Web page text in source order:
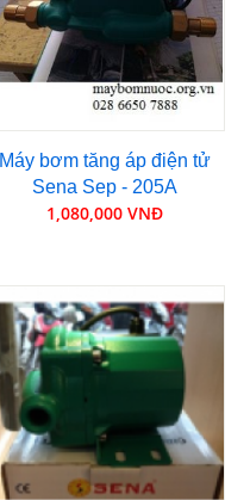
Máy bơm tăng áp điện tử
Sena Sep - 205A
1,080,000 VNĐ